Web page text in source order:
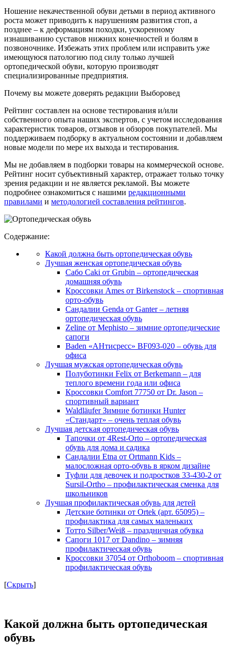
Ношение некачественной обуви детьми в период активного
роста может приводить к нарушениям развития стоп, а
позднее – к деформациям походки, ускоренному
изнашиванию суставов нижних конечностей и болям в
позвоночнике. Избежать этих проблем или исправить уже
имеющуюся патологию под силу только лучшей
ортопедической обуви, которую производят
специализированные предприятия.
Почему вы можете доверять редакции Выборовед
Рейтинг составлен на основе тестирования и/или
собственного опыта наших экспертов, с учетом исследования
характеристик товаров, отзывов и обзоров покупателей. Мы
поддерживаем подборку в актуальном состоянии и добавляем
новые модели по мере их выхода и тестирования.
Мы не добавляем в подборки товары на коммерческой основе.
Рейтинг носит субъективный характер, отражает только точку
зрения редакции и не является рекламой. Вы можете
подробнее ознакомиться с нашими редакционными
правилами и методологией составления рейтингов.
Содержание:
Какой должна быть ортопедическая обувь
Лучшая женская ортопедическая обувь
Сабо Caki от Grubin – ортопедическая
домашняя обувь
Кроссовки Ames от Birkenstock – спортивная
орто-обувь
Сандалии Genda от Ganter – летняя
ортопедическая обувь
Zeline от Mephisto – зимние ортопедические
сапоги
Baden «АНтисресс» BF093-020 – обувь для
офиса
Лучшая мужская ортопедическая обувь
Полуботинки Felix от Berkemann – для
теплого времени года или офиса
Кроссовки Comfort 77750 от Dr. Jason –
спортивный вариант
Waldläufer Зимние ботинки Hunter
«Стандарт» – очень теплая обувь
Лучшая детская ортопедическая обувь
Тапочки от 4Rest-Orto – ортопедическая
обувь для дома и садика
Сандалии Etna от Ortmann Kids –
малосложная орто-обувь в ярком дизайне
Туфли для девочек и подростков 33-430-2 от
Sursil-Ortho – профилактическая сменка для
школьников
Лучшая профилактическая обувь для детей
Детские ботинки от Оrtek (арт. 65095) –
профилактика для самых маленьких
Тотто Silber/Weiß – праздничная обувка
Сапоги 1017 от Dandino – зимняя
профилактическая обувь
Кроссовки 37054 от Orthoboom – спортивная
профилактическая обувь
[Скрыть]
Какой должна быть ортопедическая
обувь